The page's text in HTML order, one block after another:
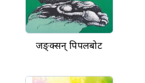
जङ्क्सन् पिपलबोट